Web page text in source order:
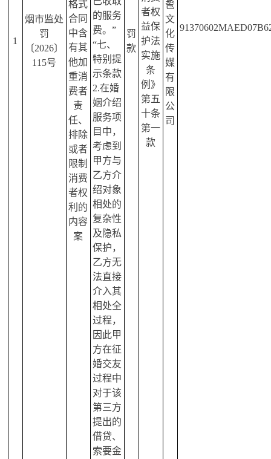
1
烟市监处
罚
〔2026〕
115号
格式
合同
中含
有其
他加
重消
费者
责
任、
排除
或者
限制
消费
者权
利的
内容
案
的服务
费。”
“七、
特别提
示条款
2.在婚
姻介绍
服务项
目中，
考虑到
甲方与
乙方介
绍对象
相处的
复杂性
及隐私
保护，
乙方无
法直接
介入其
相处全
过程，
因此甲
方在征
婚交友
过程中
对于该
第三方
提出的
借贷、
索要金
罚
款
者权
益保
护法
实施
条
例》
第五
十条
第一
款
卺
文
化
传
媒
有
限
公
司